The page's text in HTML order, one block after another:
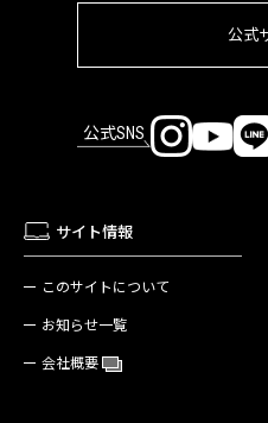
公式
公式SNS
サイト情報
このサイトについて
お知らせ一覧
会社概要